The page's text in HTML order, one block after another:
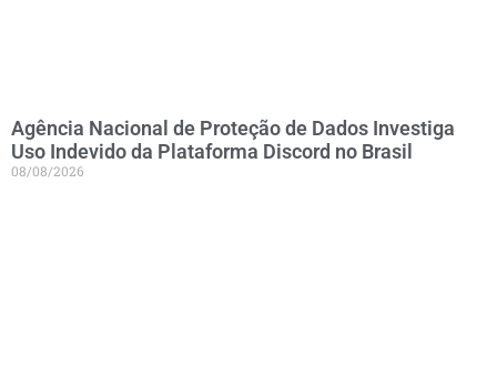
Agência Nacional de Proteção de Dados Investiga
Uso Indevido da Plataforma Discord no Brasil
08/08/2026